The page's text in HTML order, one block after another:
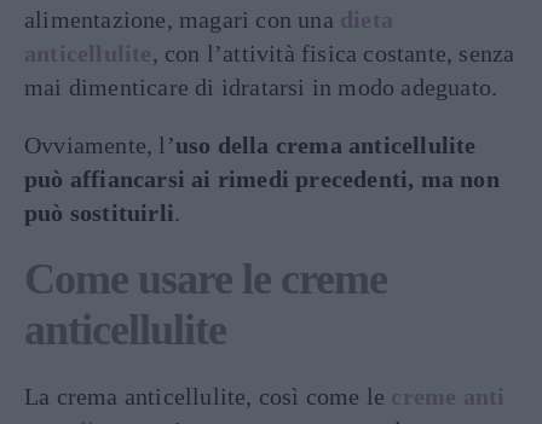
alimentazione, magari con una dieta
anticellulite, con l’attività fisica costante, senza
mai dimenticare di idratarsi in modo adeguato.
Ovviamente, l’uso della crema anticellulite
può affiancarsi ai rimedi precedenti, ma non
può sostituirli.
Come usare le creme
anticellulite
La crema anticellulite, così come le creme anti